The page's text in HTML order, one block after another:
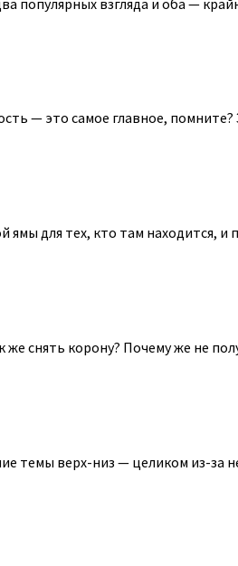
— это самое главное,
для тех, кто там находится,
снять корону? Почему же не
темы верх-низ — целиком из-